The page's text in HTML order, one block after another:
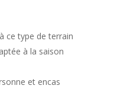
ce type de terrain
à la saison
et encas